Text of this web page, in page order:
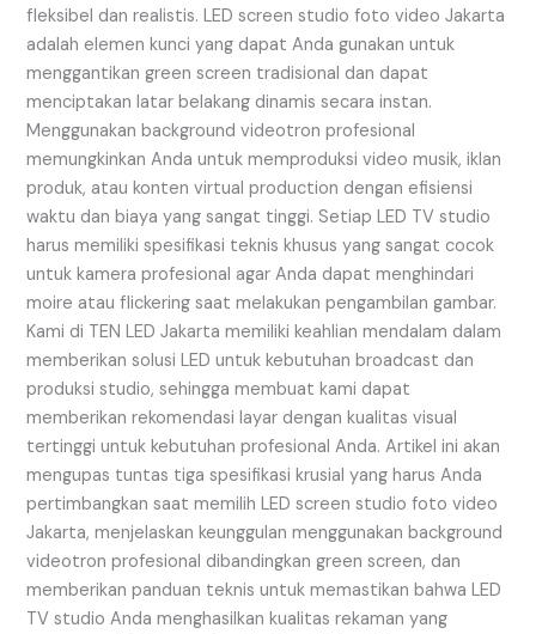
fleksibel dan realistis. LED screen studio foto video Jakarta
adalah elemen kunci yang dapat Anda gunakan untuk
menggantikan green screen tradisional dan dapat
menciptakan latar belakang dinamis secara instan.
Menggunakan background videotron profesional
memungkinkan Anda untuk memproduksi video musik, iklan
produk, atau konten virtual production dengan efisiensi
waktu dan biaya yang sangat tinggi. Setiap LED TV studio
harus memiliki spesifikasi teknis khusus yang sangat cocok
untuk kamera profesional agar Anda dapat menghindari
moire atau flickering saat melakukan pengambilan gambar.
Kami di TEN LED Jakarta memiliki keahlian mendalam dalam
memberikan solusi LED untuk kebutuhan broadcast dan
produksi studio, sehingga membuat kami dapat
memberikan rekomendasi layar dengan kualitas visual
tertinggi untuk kebutuhan profesional Anda. Artikel ini akan
mengupas tuntas tiga spesifikasi krusial yang harus Anda
pertimbangkan saat memilih LED screen studio foto video
Jakarta, menjelaskan keunggulan menggunakan background
videotron profesional dibandingkan green screen, dan
memberikan panduan teknis untuk memastikan bahwa LED
TV studio Anda menghasilkan kualitas rekaman yang